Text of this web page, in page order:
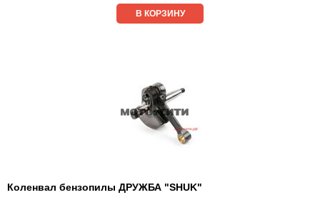
В КОРЗИНУ
Коленвал бензопилы ДРУЖБА "SHUK"